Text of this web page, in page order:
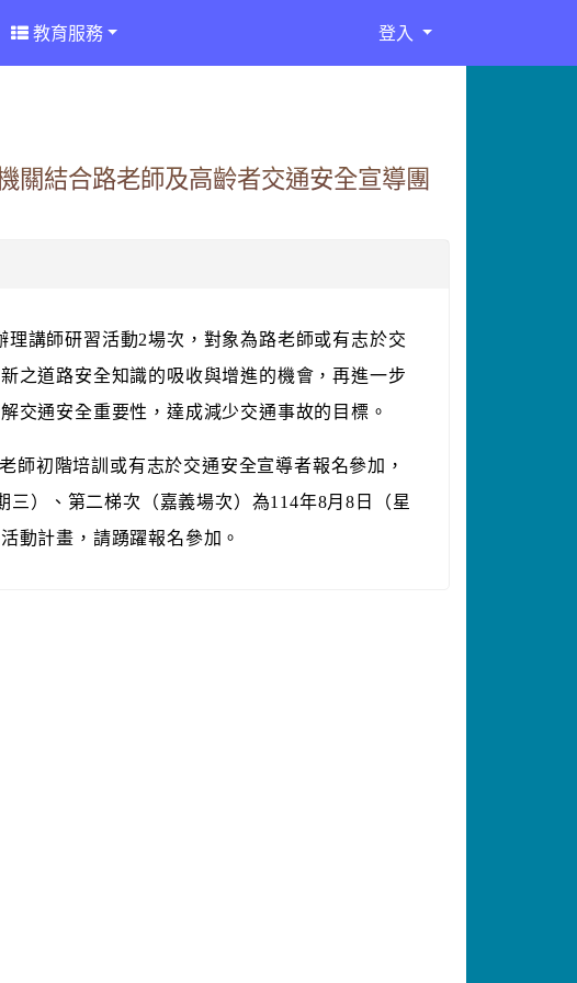
教育服務 登入
關結合路老師及高齡者交通安全宣導團
講師研習活動2場次，對象為路老師或有志於交
之道路安全知識的吸收與增進的機會，再進一步
交通安全重要性，達成減少交通事故的目標。
師初階培訓或有志於交通安全宣導者報名參加，
）、第二梯次（嘉義場次）為114年8月8日（星
動計畫，請踴躍報名參加。